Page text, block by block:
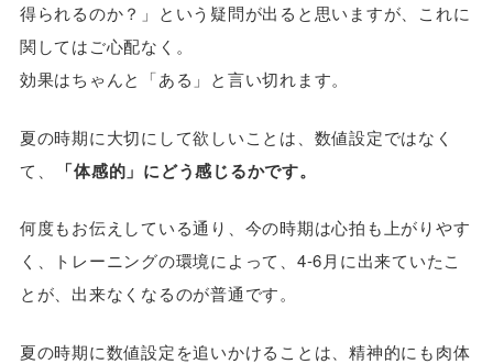
得られるのか？」という疑問が出ると思いますが、これに
関してはご心配なく。
効果はちゃんと「ある」と言い切れます。
夏の時期に大切にして欲しいことは、数値設定ではなく
て、
「体感的」にどう感じるかです。
何度もお伝えしている通り、今の時期は心拍も上がりやす
く、トレーニングの環境によって、4-6月に出来ていたこ
とが、出来なくなるのが普通です。
夏の時期に数値設定を追いかけることは、精神的にも肉体